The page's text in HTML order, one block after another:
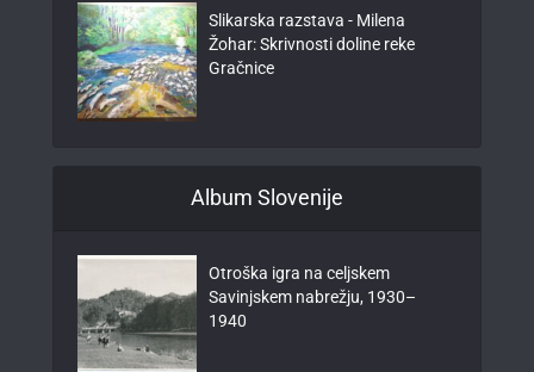
Slikarska razstava - Milena
Žohar: Skrivnosti doline reke
Gračnice
Album Slovenije
Otroška igra na celjskem
Savinjskem nabrežju, 1930–
1940